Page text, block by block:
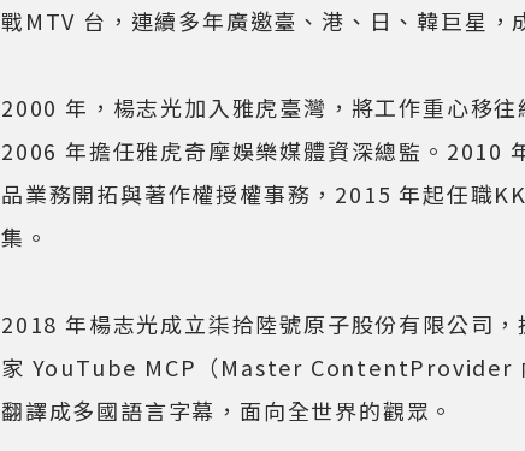
戰MTV 台，連續多年廣邀臺、港、日、韓巨星
2000 年，楊志光加入雅虎臺灣，將工作重心移
2006 年擔任雅虎奇摩娛樂媒體資深總監。2010
品業務開拓與著作權授權事務，2015 年起任職
集。
2018 年楊志光成立柒拾陸號原子股份有限公司
家 YouTube MCP（Master ContentProvider
翻譯成多國語言字幕，面向全世界的觀眾。